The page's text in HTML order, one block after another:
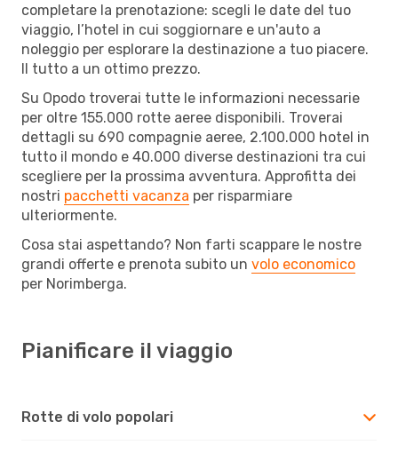
completare la prenotazione: scegli le date del tuo
viaggio, l’hotel in cui soggiornare e un'auto a
noleggio per esplorare la destinazione a tuo piacere.
Il tutto a un ottimo prezzo.
Su Opodo troverai tutte le informazioni necessarie
per oltre 155.000 rotte aeree disponibili. Troverai
dettagli su 690 compagnie aeree, 2.100.000 hotel in
tutto il mondo e 40.000 diverse destinazioni tra cui
scegliere per la prossima avventura. Approfitta dei
nostri pacchetti vacanza per risparmiare
ulteriormente.
Cosa stai aspettando? Non farti scappare le nostre
grandi offerte e prenota subito un volo economico
per Norimberga.
Pianificare il viaggio
Rotte di volo popolari